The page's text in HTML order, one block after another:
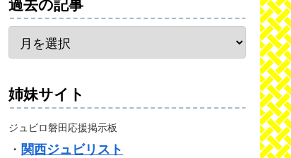
過去の記事
姉妹サイト
ジュビロ磐田応援掲示板
・ 関西ジュビリスト